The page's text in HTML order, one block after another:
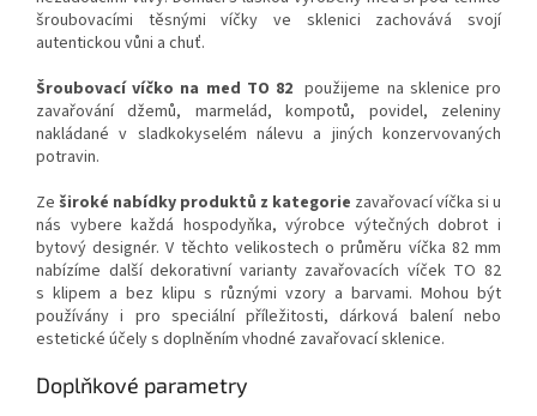
šroubovacími těsnými víčky ve sklenici zachovává svojí
autentickou vůni a chuť.
Šroubovací víčko na med TO 82 použijeme na sklenice pro
zavařování džemů, marmelád, kompotů, povidel, zeleniny
nakládané v sladkokyselém nálevu a jiných konzervovaných
potravin.
Ze široké nabídky produktů z kategorie zavařovací víčka si u
nás vybere každá hospodyňka, výrobce výtečných dobrot i
bytový designér.V těchto velikostech o průměru víčka 82 mm
nabízíme další dekorativní varianty zavařovacích víček TO 82
s klipem a bez klipu s různými vzory a barvami. Mohou být
používány i pro speciální příležitosti, dárková balení nebo
estetické účely s doplněním vhodné zavařovací sklenice.
Doplňkové parametry